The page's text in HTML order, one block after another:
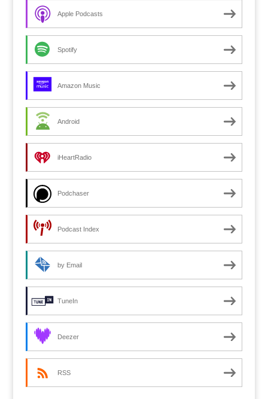
Apple Podcasts
Spotify
Amazon Music
Android
iHeartRadio
Podchaser
Podcast Index
by Email
TuneIn
Deezer
RSS